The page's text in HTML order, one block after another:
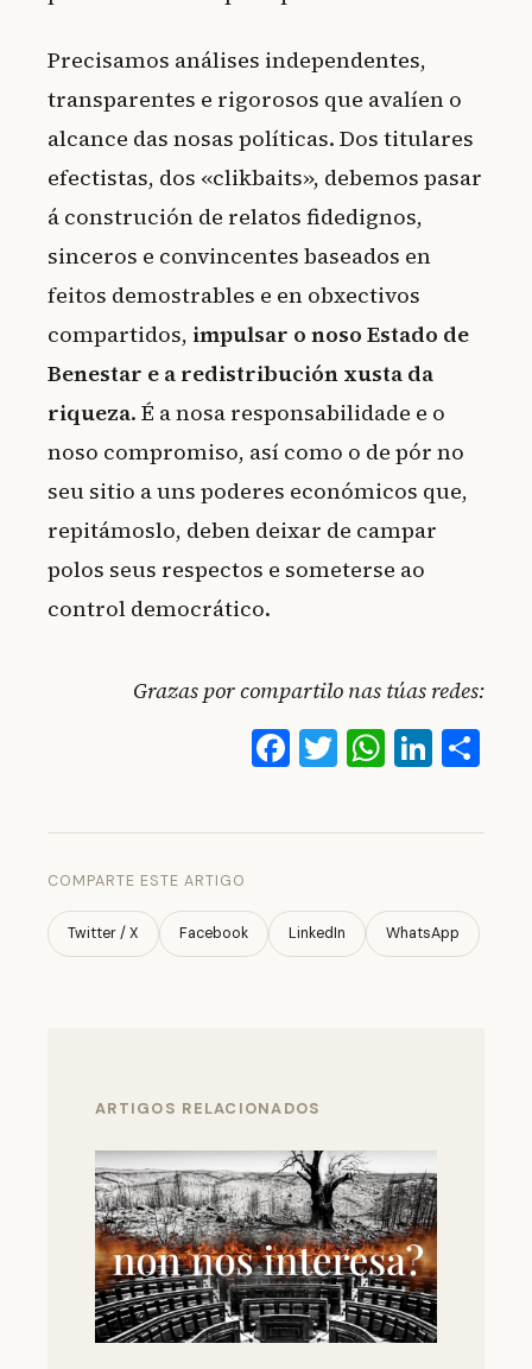
Precisamos análises independentes,
transparentes e rigorosos que avalíen o
alcance das nosas políticas. Dos titulares
efectistas, dos «clikbaits», debemos pasar
á construción de relatos fidedignos,
sinceros e convincentes baseados en
feitos demostrables e en obxectivos
compartidos, impulsar o noso Estado de
Benestar e a redistribución xusta da
riqueza. É a nosa responsabilidade e o
noso compromiso, así como o de pór no
seu sitio a uns poderes económicos que,
repitámoslo, deben deixar de campar
polos seus respectos e someterse ao
control democrático.
Grazas por compartilo nas túas redes:
Facebook
Twitter
COMPARTE ESTE ARTIGO
Twitter / X Facebook LinkedIn WhatsApp
ARTIGOS RELACIONADOS